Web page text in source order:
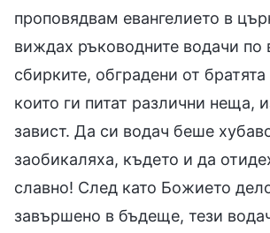
проповядвам евангелието в
виждах ръководните водачи по
сбирките, обградени от
които ги питат различни неща,
завист. Да си водач беше
заобикаляха, където и да
славно! След като Божието
завършено в бъдеще, тези